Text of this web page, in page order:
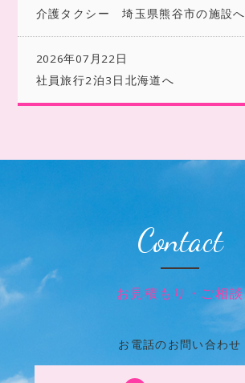
介護タクシー 埼玉県熊谷市の施設へ
2026年07月22日
社員旅行2泊3日北海道へ
Contact
お見積もり・ご相談
お電話のお問い合わせ